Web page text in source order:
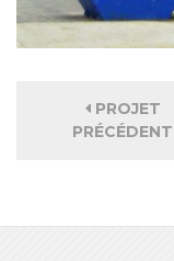
PROJET
PRÉCÉDENT